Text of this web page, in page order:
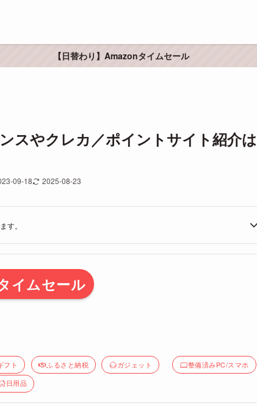
【日替わり】Amazonタイムセール
スやクレカ／ポイントサイト紹介は
09-18 2025-08-23
す。
イムセール
フト ふるさと納税 ガジェット 整備済みPC/スマホ
日用品